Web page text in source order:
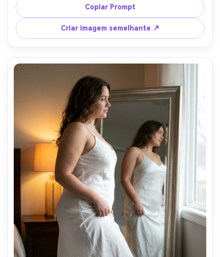
comprimento da bainha acima do tornozelo; Estúdio
minimalista com pano de fundo sem costura, luz de chave
softbox e preenchimento suave, Sony A7IV 85mm f/1.8,
ângulo 3/4 de corpo inteiro, humor calmo focado na
decisão, textura fotorealista da pele, sombras naturais,
grau de cor editorial-AR 4:5
Copiar Prompt
Criar imagem semelhante ↗